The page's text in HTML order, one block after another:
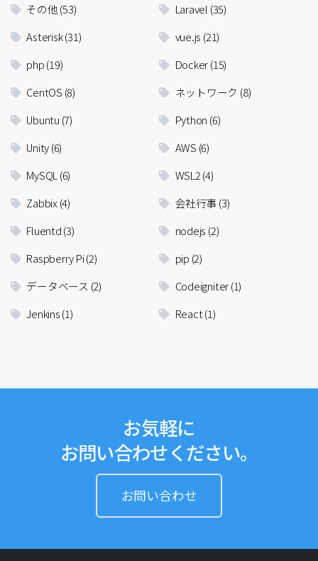
その他(53) Laravel (35)
Asterisk(31) vue.js (21)
php(19) Docker(15)
CentOS (8) ネットワーク (8)
Ubuntu (7) Python (6)
Unity(6) AWS (6)
MySQL (6) WSL2(4)
Zabbix (4) 会社行事(3)
Fluentd(3) nodejs (2)
Raspberry Pi(2) pip (2)
データベース (2) Codeigniter(1)
Jenkins(1) React(1)
お気軽に
お問い合わせください。
お問い合わせ